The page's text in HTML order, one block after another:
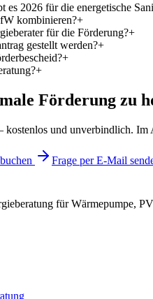
es 2026 für die energetische
kombinieren?+
für die Förderung?+
gestellt werden?+
+
+
Förderung zu
kostenlos und unverbindlich.
Frage per E-Mail
für Wärmepumpe,